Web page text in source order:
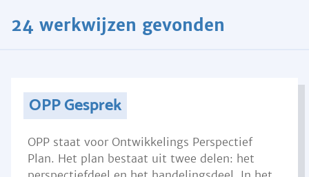
24 werkwijzen gevonden
OPP Gesprek
OPP staat voor Ontwikkelings Perspectief
Plan. Het plan bestaat uit twee delen: het